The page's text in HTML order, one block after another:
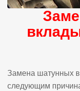
Замена шатунных
следующим